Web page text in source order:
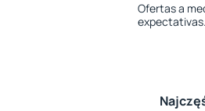
Ofertas a
expectativas.